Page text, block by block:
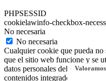
PHPSESSID
cookielawinfo-checkbox-
No necesaria
No necesaria
Cualquier cookie que pueda no
que el sitio web funcione y se
datos personales del usuario a
contenidos integrados se